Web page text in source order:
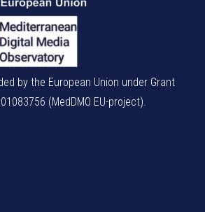
by the European Union under Grant
(MedDMO EU-project).